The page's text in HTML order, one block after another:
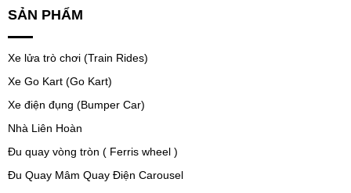
SẢN PHẨM
Xe lửa trò chơi (Train Rides)
Xe Go Kart (Go Kart)
Xe điện đụng (Bumper Car)
Nhà Liên Hoàn
Đu quay vòng tròn ( Ferris wheel )
Đu Quay Mâm Quay Điện Carousel